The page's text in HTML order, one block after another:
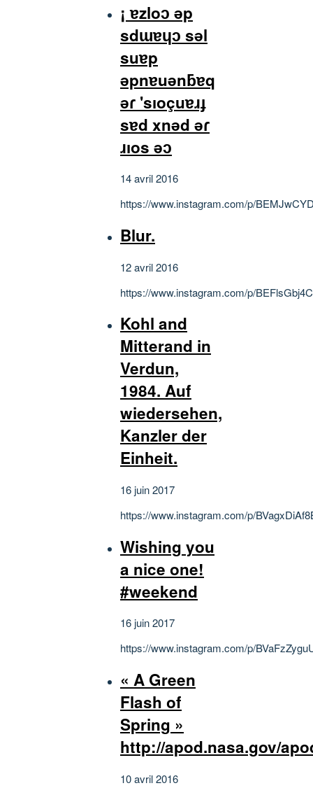
¡ ɐzloɔ ǝp
sdɯɐɥɔ sǝl
suɐp
ǝpnɐuǝnƃɐq
ǝɾ 'sıoçuɐɹɟ
sɐd xnǝd ǝɾ
ɹıos ǝɔ
14 avril 2016
https://www.instagram.com/p/
Blur.
12 avril 2016
https://www.instagram.com/p/
Kohl and
Mitterand in
Verdun,
1984. Auf
wiedersehen,
Kanzler der
Einheit.
16 juin 2017
https://www.instagram.com/p/
Wishing you
a nice one!
#weekend
16 juin 2017
https://www.instagram.com/p/
« A Green
Flash of
Spring »
http://apod.nasa.gov/
10 avril 2016